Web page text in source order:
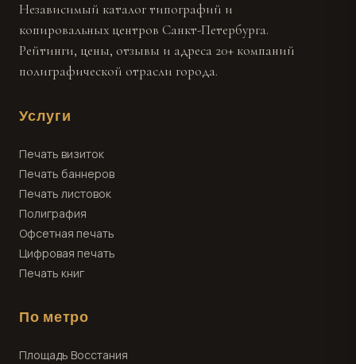
Независимый каталог типографий и
копировальных центров Санкт-Петербурга.
Рейтинги, цены, отзывы и адреса 20+ компаний
полиграфической отрасли города.
Услуги
Печать визиток
Печать баннеров
Печать листовок
Полиграфия
Офсетная печать
Цифровая печать
Печать книг
По метро
Площадь Восстания